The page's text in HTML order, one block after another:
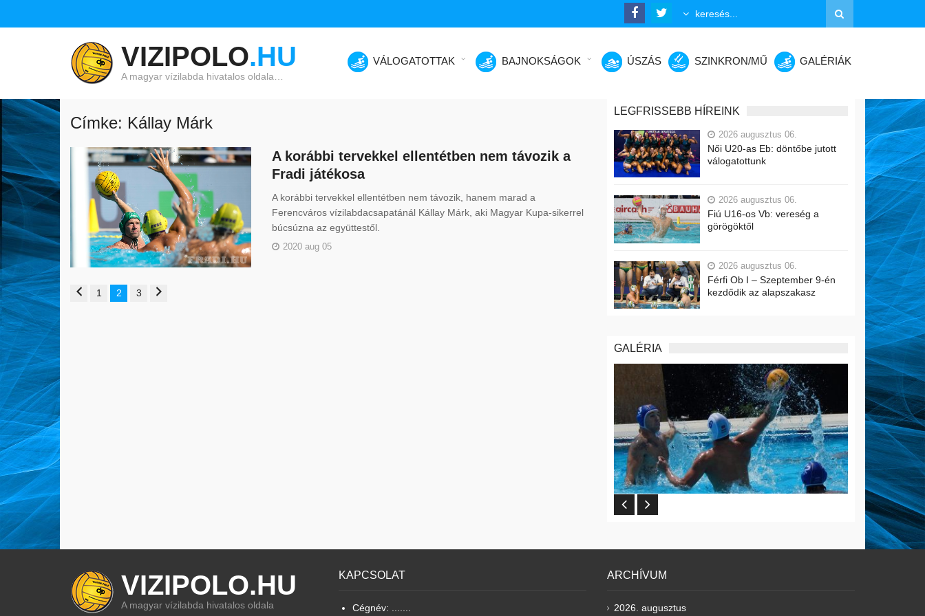
VIZIPOLO.HU
A magyar vízilabda hivatalos oldala…
VÁLOGATOTTAK BAJNOKSÁGOK ÚSZÁS SZINKRON/MŰ GALÉRIÁK
Címke: Kállay Márk
A korábbi tervekkel ellentétben nem távozik a
Fradi játékosa
A korábbi tervekkel ellentétben nem távozik, hanem marad a
Ferencváros vízilabdacsapatánál Kállay Márk, aki Magyar Kupa-sikerrel
búcsúzna az együttestől.
2020 aug 05
1 2 3
LEGFRISSEBB HÍREINK
2026 augusztus 06.
Női U20-as Eb: döntőbe jutott
válogatottunk
2026 augusztus 06.
Fiú U16-os Vb: vereség a
görögöktől
2026 augusztus 06.
Férfi Ob I – Szeptember 9-én
kezdődik az alapszakasz
GALÉRIA
VIZIPOLO.HU
A magyar vízilabda hivatalos oldala
KAPCSOLAT
Cégnév: .......
ARCHÍVUM
2026. augusztus